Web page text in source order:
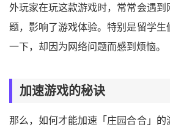
外玩家在玩这款游戏时，常常会遇到
题，影响了游戏体验。特别是留学生
一下，却因为网络问题而感到烦恼。
加速游戏的秘诀
那么，如何才能加速「庄园合合」的